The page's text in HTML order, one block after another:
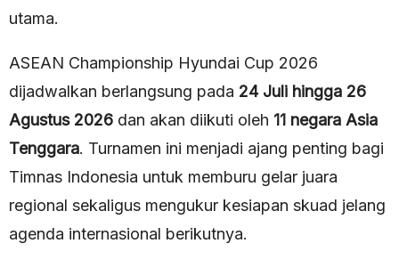
utama.
ASEAN Championship Hyundai Cup 2026
dijadwalkan berlangsung pada 24 Juli hingga 26
Agustus 2026 dan akan diikuti oleh 11 negara Asia
Tenggara. Turnamen ini menjadi ajang penting bagi
Timnas Indonesia untuk memburu gelar juara
regional sekaligus mengukur kesiapan skuad jelang
agenda internasional berikutnya.